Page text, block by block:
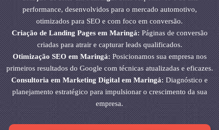
performance, desenvolvidos para o mercado automotivo,
otimizados para SEO e com foco em conversão.
Criação de Landing Pages em Maringá:Páginas de conversão
criadas para atrair e capturar leads qualificados.
Otimização SEO em Maringá:Posicionamos sua empresa nos
primeiros resultados do Google com técnicas atualizadas e eficazes.
Consultoria em Marketing Digital em Maringá:Diagnóstico e
planejamento estratégico para impulsionar o crescimento da sua
empresa.